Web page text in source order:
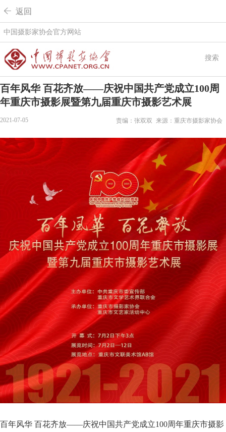
 返回
中国摄影家协会官方网站
搜索
百年风华 百花齐放——庆祝中国共产党成立100周
年重庆市摄影展暨第九届重庆市摄影艺术展
2021-07-05 来源：重庆市摄影家协会
责编：张双双
百年风华 百花齐放——庆祝中国共产党成立100周年重庆市摄影